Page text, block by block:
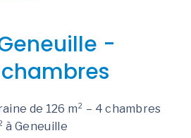
-
de 126 m² – 4 chambres
à Geneuille